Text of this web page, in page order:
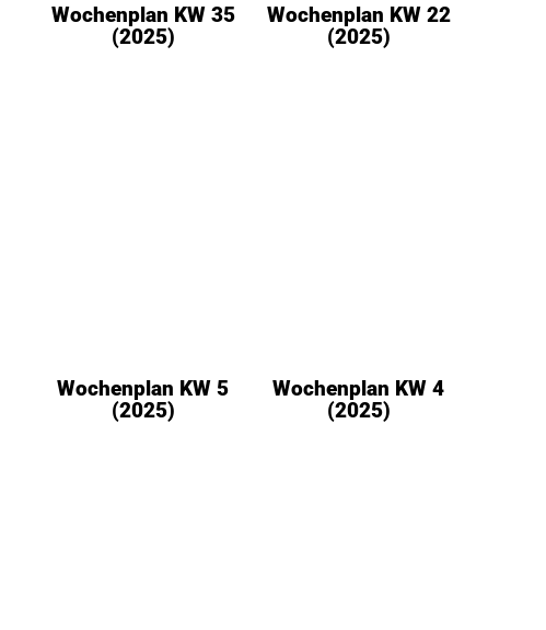
Wochenplan KW 35
(2025)
Wochenplan KW 22
(2025)
Wochenplan KW 5
(2025)
Wochenplan KW 4
(2025)